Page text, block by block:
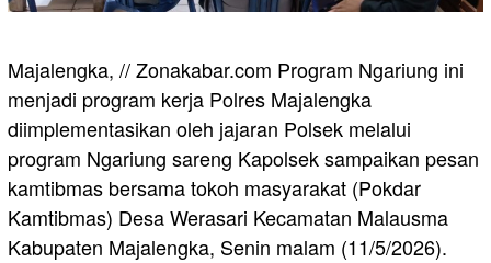
Majalengka, // Zonakabar.com Program Ngariung ini
menjadi program kerja Polres Majalengka
diimplementasikan oleh jajaran Polsek melalui
program Ngariung sareng Kapolsek sampaikan pesan
kamtibmas bersama tokoh masyarakat (Pokdar
Kamtibmas) Desa Werasari Kecamatan Malausma
Kabupaten Majalengka, Senin malam (11/5/2026).